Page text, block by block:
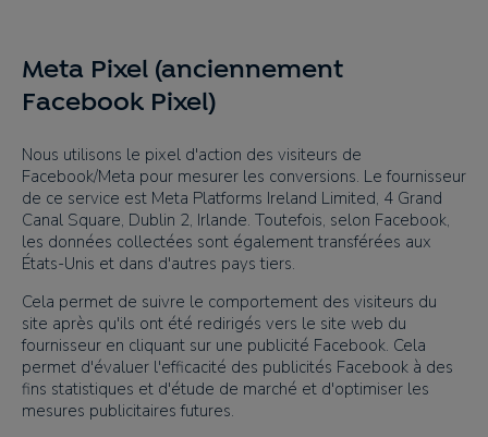
Meta Pixel (anciennement
Facebook Pixel)
Nous utilisons le pixel d'action des visiteurs de
Facebook/Meta pour mesurer les conversions. Le fournisseur
de ce service est Meta Platforms Ireland Limited, 4 Grand
Canal Square, Dublin 2, Irlande. Toutefois, selon Facebook,
les données collectées sont également transférées aux
États-Unis et dans d'autres pays tiers.
Cela permet de suivre le comportement des visiteurs du
site après qu'ils ont été redirigés vers le site web du
fournisseur en cliquant sur une publicité Facebook. Cela
permet d'évaluer l'efficacité des publicités Facebook à des
fins statistiques et d'étude de marché et d'optimiser les
mesures publicitaires futures.